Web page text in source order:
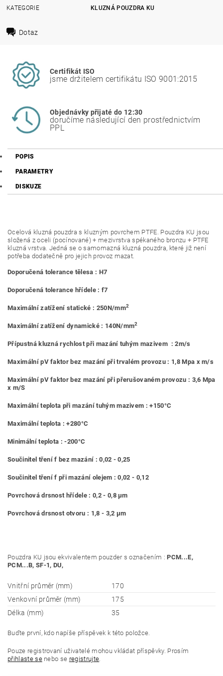
KATEGORIE
KLUZNÁ POUZDRA KU
Dotaz
Certifikát ISO
jsme držitelem certifikátu ISO 9001:2015
Objednávky přijaté do 12:30
doručíme následující den prostřednictvím
PPL
POPIS
PARAMETRY
DISKUZE
Ocelová kluzná pouzdra s kluzným povrchem PTFE. Pouzdra KU jsou
složená z oceli (pocínované) + mezivrstva spékaného bronzu + PTFE
kluzná vrstva. Jedná se o samomazná kluzná pouzdra, které již není
potřeba dodatečně pro jejich provoz mazat.
Doporučená tolerance tělesa : H7
Doporučená tolerance hřídele : f7
Maximální zatížení statické : 250N/mm2
Maximální zatížení dynamické : 140N/mm2
Přípustná kluzná rychlost při mazání tuhým mazivem : 2m/s
Maximální pV faktor bez mazání při trvalém provozu : 1,8 Mpa x m/s
Maximální pV faktor bez mazání při přerušovaném provozu : 3,6 Mpa
x m/S
Maximální teplota při mazání tuhým mazivem : +150°C
Maximální teplota : +280°C
Minimální teplota : -200°C
Součinitel tření f bez mazání : 0,02 - 0,25
Součinitel tření f při mazání olejem : 0,02 - 0,12
Povrchová drsnost hřídele : 0,2 - 0,8 μm
Povrchová drsnost otvoru : 1,8 - 3,2 μm
Pouzdra KU jsou ekvivalentem pouzder s označením :PCM...E,
PCM...B, SF-1, DU,
Vnitřní průměr (mm)
170
Venkovní průměr (mm)
175
Délka (mm)
35
Buďte první, kdo napíše příspěvek k této položce.
Pouze registrovaní uživatelé mohou vkládat příspěvky. Prosím
přihlaste senebo se registrujte.